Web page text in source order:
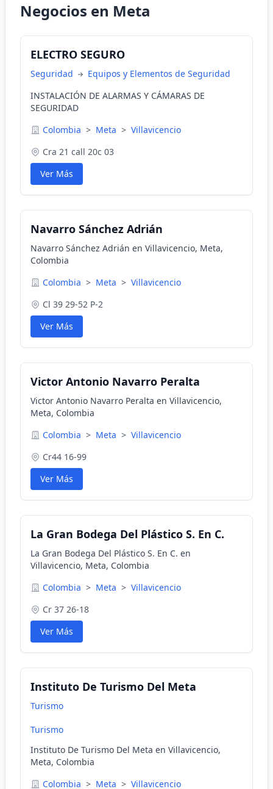
Negocios en Meta
ELECTRO SEGURO
Seguridad
Equipos y Elementos de Seguridad
INSTALACIÓN DE ALARMAS Y CÁMARAS DE
SEGURIDAD
Colombia > Meta > Villavicencio
Cra 21 call 20c 03
Ver Más
Navarro Sánchez Adrián
Navarro Sánchez Adrián en Villavicencio, Meta,
Colombia
Colombia > Meta > Villavicencio
Cl 39 29-52 P-2
Ver Más
Victor Antonio Navarro Peralta
Victor Antonio Navarro Peralta en Villavicencio,
Meta, Colombia
Colombia > Meta > Villavicencio
Cr44 16-99
Ver Más
La Gran Bodega Del Plástico S. En C.
La Gran Bodega Del Plástico S. En C. en
Villavicencio, Meta, Colombia
Colombia > Meta > Villavicencio
Cr 37 26-18
Ver Más
Instituto De Turismo Del Meta
Turismo
Turismo
Instituto De Turismo Del Meta en Villavicencio,
Meta, Colombia
Colombia > Meta > Villavicencio